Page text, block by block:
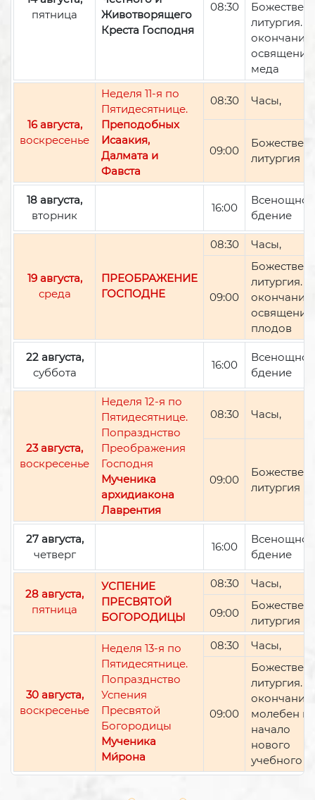
пятница
Животворящего
Креста Господня
08:30
литургия.
окончании
освящение
меда
16 августа,
воскресенье
Неделя 11-я по
Пятидесятнице.
Преподобных
Исаакия,
Далмата и
Фавста
08:30 Часы,
09:00
литургия
18 августа,
вторник
16:00
Всенощное
бдение
19 августа,
среда
ПРЕОБРАЖЕНИЕ
ГОСПОДНЕ
08:30 Часы,
09:00
литургия.
окончании
освящение
плодов
22 августа,
суббота
16:00
Всенощное
бдение
23 августа,
воскресенье
Неделя 12-я по
Пятидесятнице.
Попразднство
Преображения
Господня
Мученика
архидиакона
Лаврентия
08:30 Часы,
09:00
литургия
27 августа,
четверг
16:00
Всенощное
бдение
28 августа,
пятница
УСПЕНИЕ
ПРЕСВЯТОЙ
БОГОРОДИЦЫ
08:30 Часы,
09:00
литургия
30 августа,
воскресенье
Неделя 13-я по
Пятидесятнице.
Попразднство
Успения
Пресвятой
Богородицы
Мученика
Ми́рона
08:30 Часы,
09:00
литургия.
окончании
молебен
начало
нового
учебного